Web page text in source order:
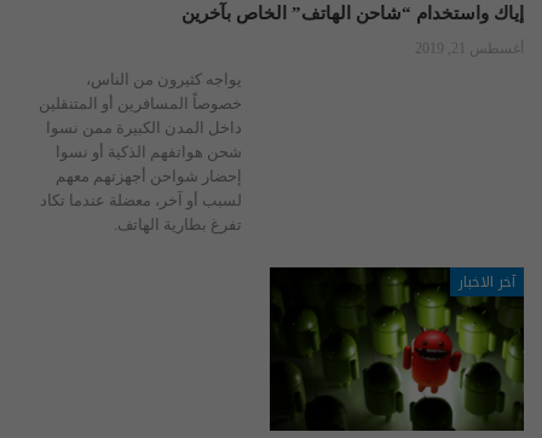
إياك واستخدام “شاحن الهاتف” الخاص بآخرين
أغسطس 21, 2019
يواجه كثيرون من الناس،
خصوصاً المسافرين أو المتنقلين
داخل المدن الكبيرة ممن نسوا
شحن هواتفهم الذكية أو نسوا
إحضار شواحن أجهزتهم معهم
لسبب أو آخر، معضلة عندما تكاد
تفرغ بطارية الهاتف.
آخر الاخبار